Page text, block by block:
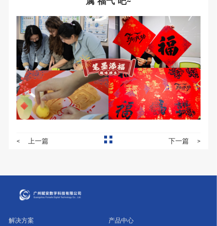
< 上一篇 下一篇 >
解决方案 产品中心